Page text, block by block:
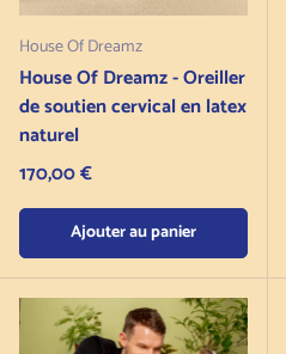
House Of Dreamz
House Of Dreamz - Oreiller
de soutien cervical en latex
naturel
Prix normal
170,00 €
Ajouter au panier